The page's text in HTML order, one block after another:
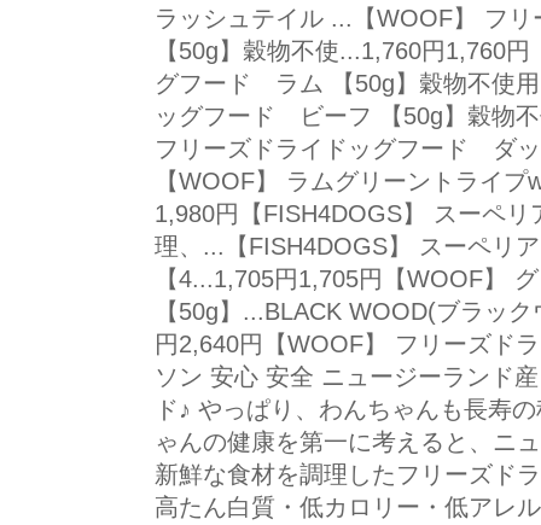
ラッシュテイル ...【WOOF】 フ
【50g】穀物不使...1,760円1,760
グフード ラム 【50g】穀物不使
ッグフード ビーフ 【50g】穀物
フリーズドライドッグフード ダ
【WOOF】 ラムグリーントライ
1,980円【FISH4DOGS】 スーペ
理、...【FISH4DOGS】 スーペリ
【4...1,705円1,705円【WOOF】
【50g】...BLACK WOOD(ブラッ
円2,640円【WOOF】 フリーズド
ソン 安心 安全 ニュージーランド
ド♪ やっぱり、わんちゃんも長寿
ゃんの健康を第一に考えると、ニ
新鮮な食材を調理したフリーズド
高たん白質・低カロリー・低アレ